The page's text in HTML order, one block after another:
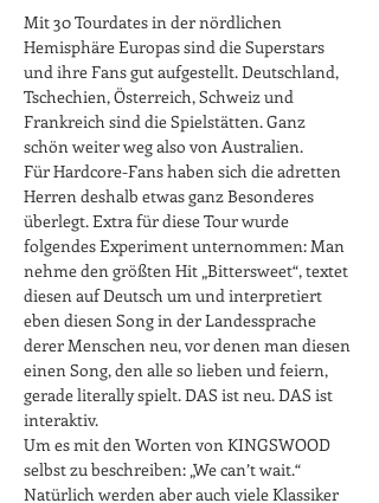
Mit 30 Tourdates in der nördlichen
Hemisphäre Europas sind die Superstars
und ihre Fans gut aufgestellt. Deutschland,
Tschechien, Österreich, Schweiz und
Frankreich sind die Spielstätten. Ganz
schön weiter weg also von Australien.
Für Hardcore-Fans haben sich die adretten
Herren deshalb etwas ganz Besonderes
überlegt. Extra für diese Tour wurde
folgendes Experiment unternommen: Man
nehme den größten Hit „Bittersweet“, textet
diesen auf Deutsch um und interpretiert
eben diesen Song in der Landessprache
derer Menschen neu, vor denen man diesen
einen Song, den alle so lieben und feiern,
gerade literally spielt. DAS ist neu. DAS ist
interaktiv.
Um es mit den Worten von KINGSWOOD
selbst zu beschreiben: „We can’t wait.“
Natürlich werden aber auch viele Klassiker